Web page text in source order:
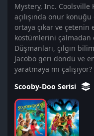
Mystery, Inc.
açılışında onur
ortaya çıkar ve çetenin
kostümlerini çalmadan
Düşmanları, çılgın
Jacobo geri döndü ve
yaratmaya mı çalışıyor?
Scooby-Doo Serisi